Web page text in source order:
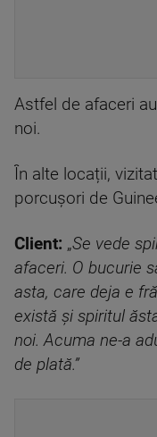
Astfel de afaceri
noi.
În alte locații,
porcușori de
Client: „Se vede
afaceri. O bucurie
asta, care deja e
există și spiritul
noi. Acuma ne-a
de plată.”